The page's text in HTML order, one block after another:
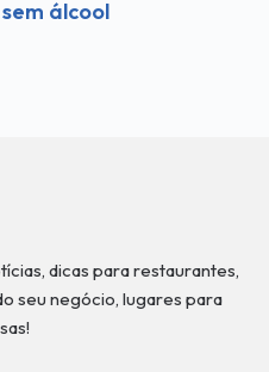
dicas para restaurantes,
seu negócio, lugares para